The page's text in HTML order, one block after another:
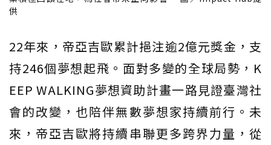
供
22年來，帝亞吉歐累計挹注逾2億元獎金，支
持246個夢想起飛。面對多變的全球局勢，K
EEP WALKING夢想資助計畫一路見證臺灣社
會的改變，也陪伴無數夢想家持續前行。未
來，帝亞吉歐將持續串聯更多跨界力量，從